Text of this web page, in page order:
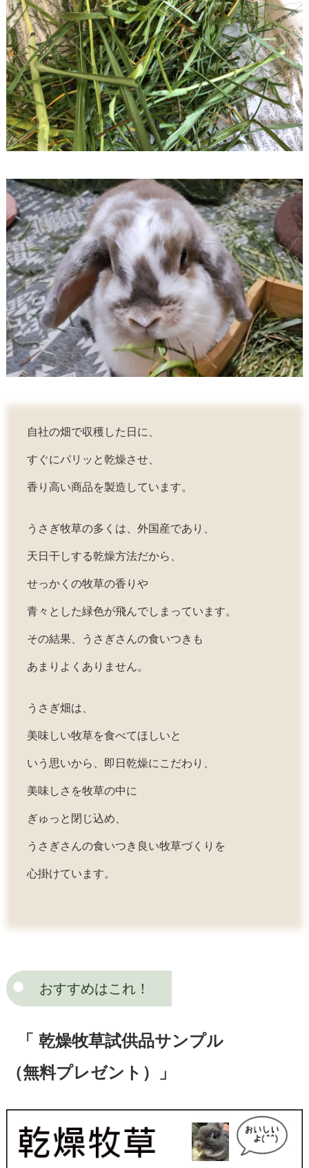
自社の畑で収穫した日に、
すぐにパリッと乾燥させ、
香り高い商品を製造しています。
うさぎ牧草の多くは、外国産であり、
天日干しする乾燥方法だから、
せっかくの牧草の香りや
青々とした緑色が飛んでしまっています。
その結果、うさぎさんの食いつきも
あまりよくありません。
うさぎ畑は、
美味しい牧草を食べてほしいと
いう思いから、即日乾燥にこだわり、
美味しさを牧草の中に
ぎゅっと閉じ込め、
うさぎさんの食いつき良い牧草づくりを
心掛けています。
おすすめはこれ！
「 乾燥牧草試供品サンプル
（無料プレゼント）」